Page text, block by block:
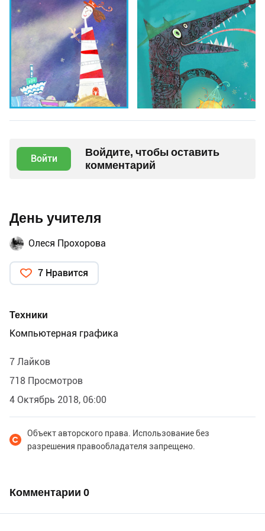
Войти
Войдите, чтобы оставить
комментарий
День учителя
Олеся Прохорова
7 Нравится
Техники
Компьютерная графика
7 Лайков
718 Просмотров
4 Октябрь 2018, 06:00
Объект авторского права. Использование без
разрешения правообладателя запрещено.
Комментарии 0